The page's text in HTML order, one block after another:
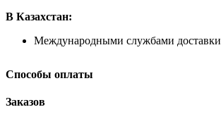
В Казахстан:
Международными службами доставки
Способы оплаты
Заказов